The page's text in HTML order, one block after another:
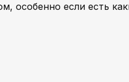
особенно если есть